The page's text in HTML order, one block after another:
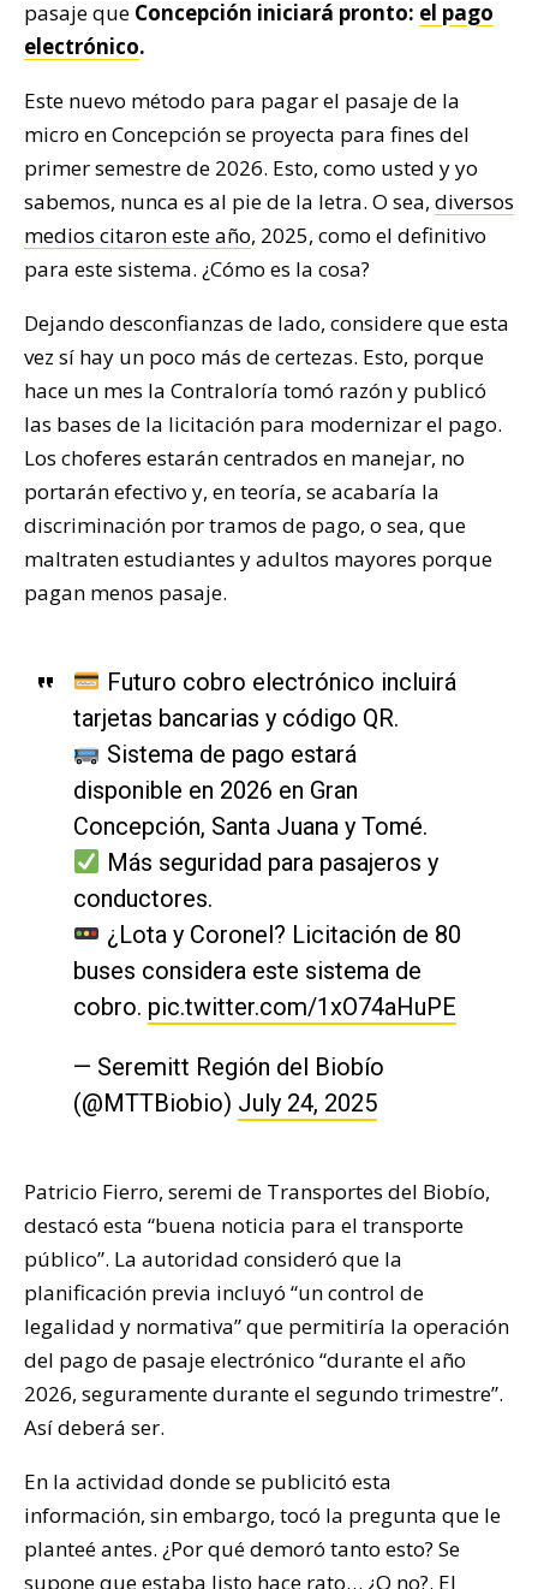
pasaje que Concepción iniciará pronto: el pago
electrónico.
Este nuevo método para pagar el pasaje de la
micro en Concepción se proyecta para fines del
primer semestre de 2026. Esto, como usted y yo
sabemos, nunca es al pie de la letra. O sea, diversos
medios citaron este año, 2025, como el definitivo
para este sistema. ¿Cómo es la cosa?
Dejando desconfianzas de lado, considere que esta
vez sí hay un poco más de certezas. Esto, porque
hace un mes la Contraloría tomó razón y publicó
las bases de la licitación para modernizar el pago.
Los choferes estarán centrados en manejar, no
portarán efectivo y, en teoría, se acabaría la
discriminación por tramos de pago, o sea, que
maltraten estudiantes y adultos mayores porque
pagan menos pasaje.
Futuro cobro electrónico incluirá
tarjetas bancarias y código QR.
Sistema de pago estará
disponible en 2026 en Gran
Concepción, Santa Juana y Tomé.
Más seguridad para pasajeros y
conductores.
¿Lota y Coronel? Licitación de 80
buses considera este sistema de
cobro. pic.twitter.com/1xO74aHuPE
— Seremitt Región del Biobío
(@MTTBiobio) July 24, 2025
Patricio Fierro, seremi de Transportes del Biobío,
destacó esta “buena noticia para el transporte
público”. La autoridad consideró que la
planificación previa incluyó “un control de
legalidad y normativa” que permitiría la operación
del pago de pasaje electrónico “durante el año
2026, seguramente durante el segundo trimestre”.
Así deberá ser.
En la actividad donde se publicitó esta
información, sin embargo, tocó la pregunta que le
planteé antes. ¿Por qué demoró tanto esto? Se
supone que estaba listo hace rato… ¿O no?. El